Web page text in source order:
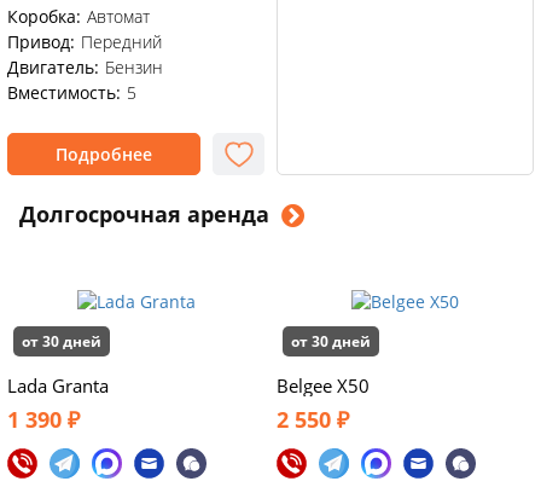
Коробка: Автомат
Привод: Передний
Двигатель: Бензин
Вместимость: 5
Подробнее
Долгосрочная аренда
от 30 дней
Lada Granta
1 390 ₽
от 30 дней
Belgee X50
2 550 ₽